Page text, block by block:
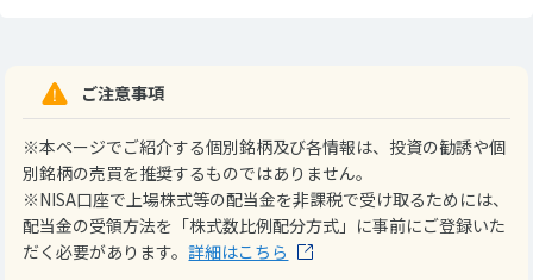
ご注意事項
※本ページでご紹介する個別銘柄及び各情報は、投資の勧誘や個
別銘柄の売買を推奨するものではありません。
※NISA口座で上場株式等の配当金を非課税で受け取るためには、
配当金の受領方法を「株式数比例配分方式」に事前にご登録いた
だく必要があります。詳細はこちら